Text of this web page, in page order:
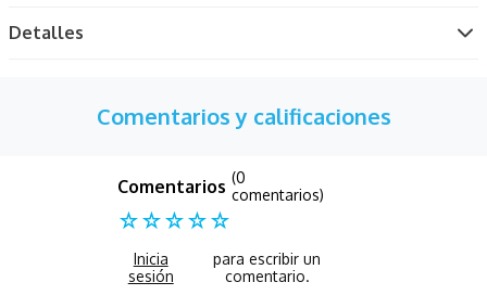
Detalles
Comentarios y calificaciones
☆☆☆☆☆
(0
comentarios)